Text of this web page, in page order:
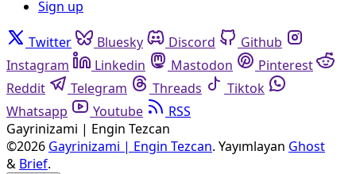
Sign up
Twitter Bluesky Discord
Github
Instagram
Linkedin Mastodon
Pinterest
Reddit
Telegram Threads
Tiktok
Whatsapp
Youtube
RSS
Gayrinizami | Engin Tezcan
©2026 Gayrinizami | Engin Tezcan. Yayımlayan Ghost
& Brief.